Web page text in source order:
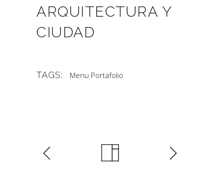
ARQUITECTURA Y
CIUDAD
TAGS: Menu Portafolio